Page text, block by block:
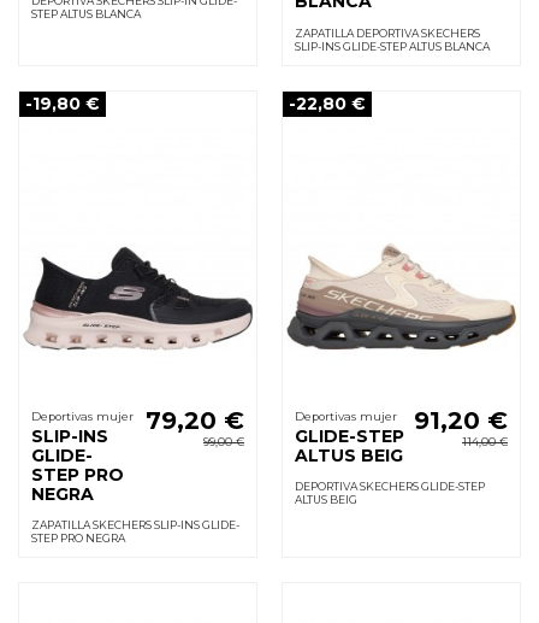
STEP ALTUS BLANCA
ZAPATILLA DEPORTIVA SKECHERS
SLIP-INS GLIDE-STEP ALTUS BLANCA
-19,80 €
Deportivas mujer
SLIP-INS
GLIDE-
STEP PRO
NEGRA
79,20 €
99,00 €
ZAPATILLA SKECHERS SLIP-INS GLIDE-
STEP PRO NEGRA
-22,80 €
Deportivas mujer
GLIDE-STEP
ALTUS BEIG
91,20 €
114,00 €
DEPORTIVA SKECHERS GLIDE-STEP
ALTUS BEIG